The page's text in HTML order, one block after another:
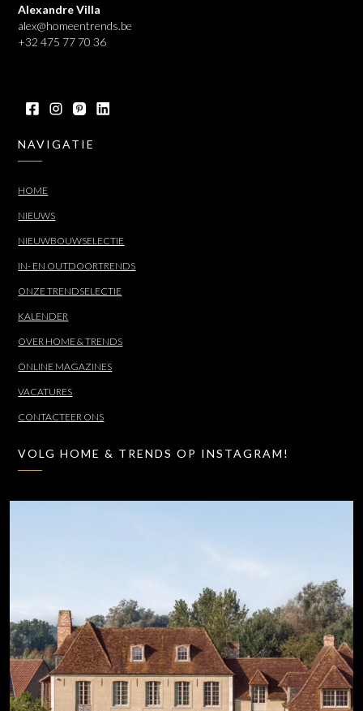
Alexandre Villa
alex@homeentrends.be
+32 475 77 70 36
NAVIGATIE
HOME
NIEUWS
NIEUWBOUWSELECTIE
IN- EN OUTDOORTRENDS
ONZE TRENDSELECTIE
KALENDER
OVER HOME & TRENDS
ONLINE MAGAZINES
VACATURES
CONTACTEER ONS
VOLG HOME & TRENDS OP INSTAGRAM!